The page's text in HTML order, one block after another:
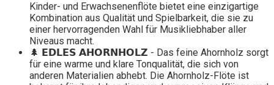
Kinder- und Erwachsenenflöte bietet eine einzigartige
Kombination aus Qualität und Spielbarkeit, die sie zu
einer hervorragenden Wahl für Musikliebhaber aller
Niveaus macht.
🌲 𝗘𝗗𝗟𝗘𝗦 𝗔𝗛𝗢𝗥𝗡𝗛𝗢𝗟𝗭 - Das feine Ahornholz sorgt
für eine warme und klare Tonqualität, die sich von
anderen Materialien abhebt. Die Ahornholz-Flöte ist